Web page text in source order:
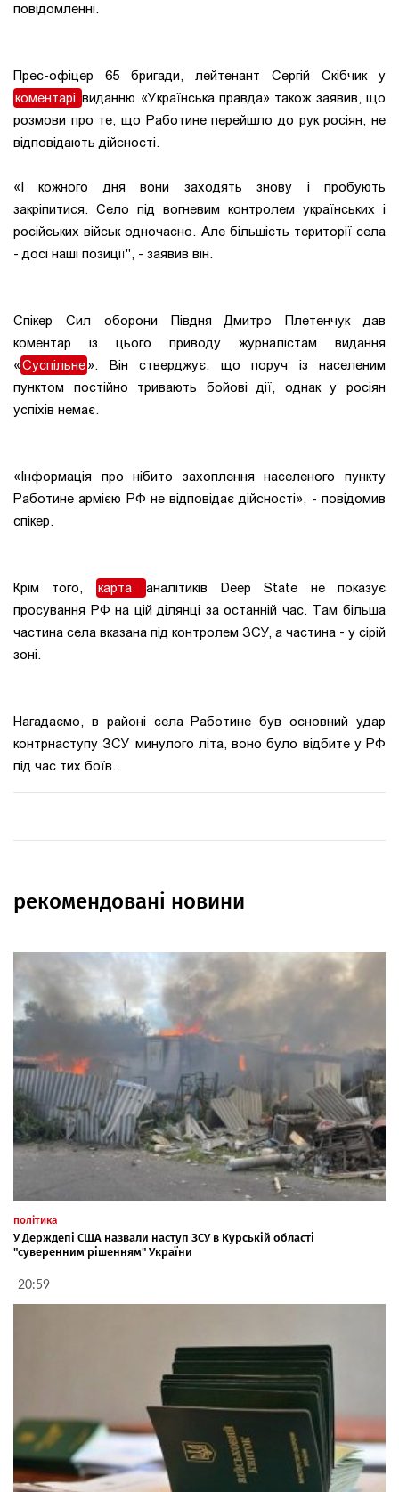
повідомленні.
Прес-офіцер 65 бригади, лейтенант Сергій Скібчик у
коментарі виданню «Українська правда» також заявив, що
розмови про те, що Работине перейшло до рук росіян, не
відповідають дійсності.
«І кожного дня вони заходять знову і пробують
закріпитися. Село під вогневим контролем українських і
російських військ одночасно. Але більшість території села
- досі наші позиції", - заявив він.
Спікер Сил оборони Півдня Дмитро Плетенчук дав
коментар із цього приводу журналістам видання
«Суспільне». Він стверджує, що поруч із населеним
пунктом постійно тривають бойові дії, однак у росіян
успіхів немає.
«Інформація про нібито захоплення населеного пункту
Работине армією РФ не відповідає дійсності», - повідомив
спікер.
Крім того, карта
аналітиків Deep State не показує
просування РФ на цій ділянці за останній час. Там більша
частина села вказана під контролем ЗСУ, а частина - у сірій
зоні.
Нагадаємо, в районі села Работине був основний удар
контрнаступу ЗСУ минулого літа, воно було відбите у РФ
під час тих боїв.
рекомендовані новини
політика
У Держдепі США назвали наступ ЗСУ в Курській області
"суверенним рішенням" України
20:59